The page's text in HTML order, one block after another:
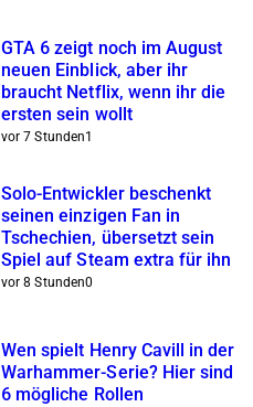
GTA 6 zeigt noch im August
neuen Einblick, aber ihr
braucht Netflix, wenn ihr die
ersten sein wollt
vor 7 Stunden1
Solo-Entwickler beschenkt
seinen einzigen Fan in
Tschechien, übersetzt sein
Spiel auf Steam extra für ihn
vor 8 Stunden0
Wen spielt Henry Cavill in der
Warhammer-Serie? Hier sind
6 mögliche Rollen